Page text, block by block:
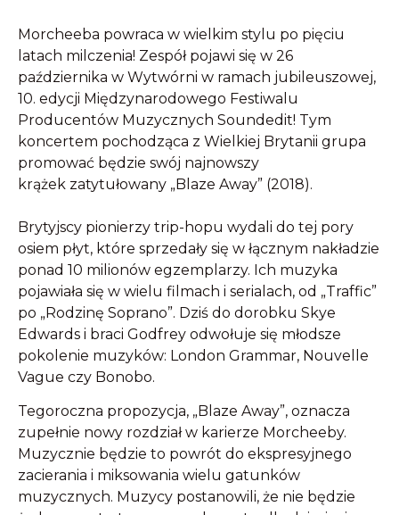
Morcheeba powraca w wielkim stylu po pięciu
latach milczenia! Zespół pojawi się w 26
października w Wytwórni w ramach jubileuszowej,
10. edycji Międzynarodowego Festiwalu
Producentów Muzycznych Soundedit! Tym
koncertem pochodząca z Wielkiej Brytanii grupa
promować będzie swój najnowszy
krążek zatytułowany „Blaze Away” (2018).
Brytyjscy pionierzy trip-hopu wydali do tej pory
osiem płyt, które sprzedały się w łącznym nakładzie
ponad 10 milionów egzemplarzy. Ich muzyka
pojawiała się w wielu filmach i serialach, od „Traffic”
po „Rodzinę Soprano”. Dziś do dorobku Skye
Edwards i braci Godfrey odwołuje się młodsze
pokolenie muzyków: London Grammar, Nouvelle
Vague czy Bonobo.
Tegoroczna propozycja, „Blaze Away”, oznacza
zupełnie nowy rozdział w karierze Morcheeby.
Muzycznie będzie to powrót do ekspresyjnego
zacierania i miksowania wielu gatunków
muzycznych. Muzycy postanowili, że nie będzie